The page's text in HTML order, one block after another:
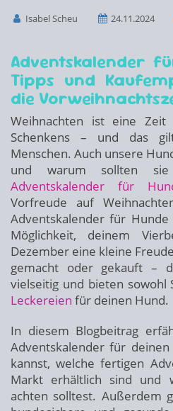
Isabel Scheu 24.11.2024
Adventskalender
Tipps und
die
Weihnachten ist eine
Schenkens – und das
Menschen. Auch unsere
und warum sollten
Adventskalender für
Vorfreude auf
Adventskalender für
Möglichkeit, deinem
Dezember eine kleine
gemacht oder gekauft –
vielseitig und bieten sowohl
Leckereien für deinen Hund.
In diesem Blogbeitrag
Adventskalender für
kannst, welche fertigen
Markt erhältlich sind und
achten solltest. Außerdem